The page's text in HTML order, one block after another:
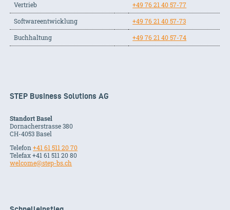
Vertrieb
+49 76 21 40 57-77
Softwareentwicklung
+49 76 21 40 57-73
Buchhaltung
+49 76 21 40 57-74
STEP Business Solutions AG
Standort Basel
Dornacherstrasse 380
CH-4053Basel
Telefon+41 61 511 20 70
Telefax +41 61 511 20 80
welcome@step-bs.ch